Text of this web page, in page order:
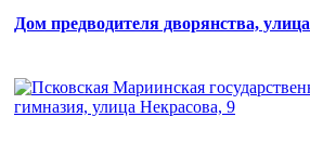
Дом предводителя дворянства,